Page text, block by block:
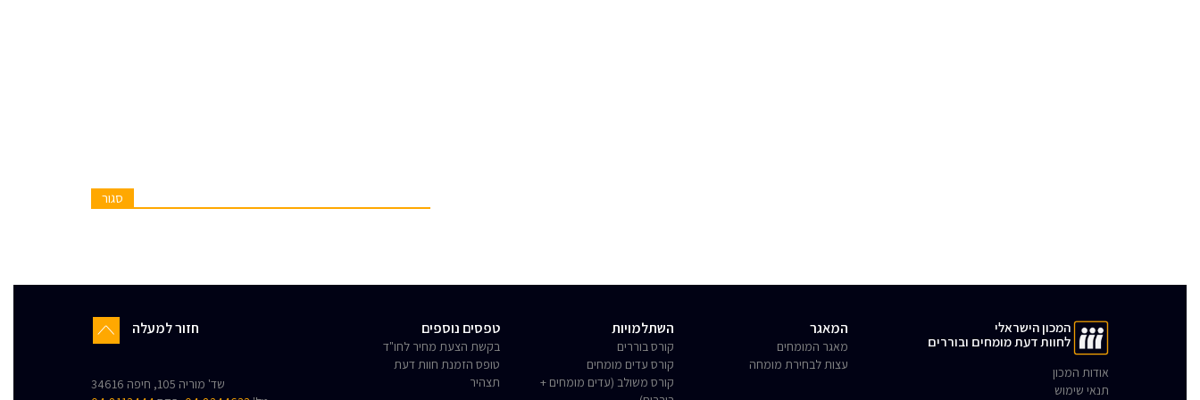
סגור
המכון הישראלי
לחוות דעת מומחים ובוררים
אודות המכון
תנאי שימוש
המאגר
מאגר המומחים
עצות לבחירת מומחה
השתלמויות
קורס בוררים
קורס עדים מומחים
קורס משולב (עדים מומחים +
טפסים נוספים
בקשת הצעת מחיר לחו"ד
טופס הזמנת חוות דעת
תצהיר
חזור למעלה
שד' מוריה 105, חיפה 34616